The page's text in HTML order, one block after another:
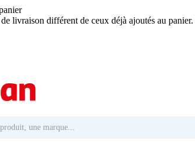
livraison différent de ceux déjà ajoutés au
une marque...